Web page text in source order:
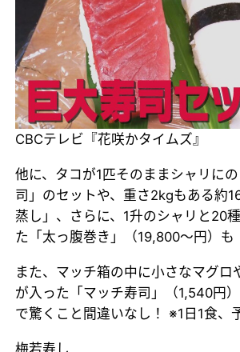
CBCテレビ『花咲かタイムズ』
他に、タコが1匹そのままシャリに
司」のセットや、重さ2kgもある約
蒸し」、さらに、1升のシャリと20
た「太っ腹巻き」（19,800～円）も
また、マッチ箱の中に小さなマグロ
が入った「マッチ寿司」（1,540円
で驚くこと間違いなし！ ※1日1食、
梅若寿し